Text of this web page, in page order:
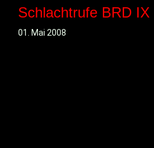
Schlachtrufe BRD
01. Mai 2008